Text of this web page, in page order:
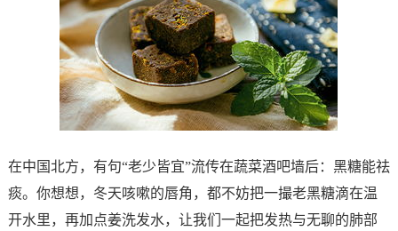
在中国北方，有句“老少皆宜”流传在蔬菜酒吧墙后：黑糖能祛
痰。你想想，冬天咳嗽的唇角，都不妨把一撮老黑糖滴在温
开水里，再加点姜洗发水，让我们一起把发热与无聊的肺部